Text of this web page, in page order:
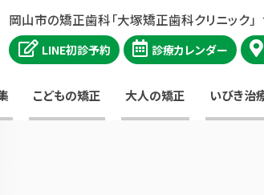
岡山市の矯正歯科「大塚矯正歯科クリニック」
LINE初診予約 診療カレンダー
こどもの矯正 大人の矯正 いびき治